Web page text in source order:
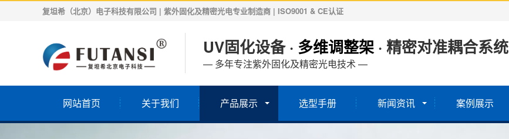
复坦希（北京）电子科技有限公司 | 紫外固化及精密光电专业制造商 | ISO9001 & CE认证
UV固化设备 · 多维调整架· 精密对准耦合系统
— 多年专注紫外固化及精密光电技术 —
网站首页 关于我们 产品展示 选型手册 新闻资讯 案例展示